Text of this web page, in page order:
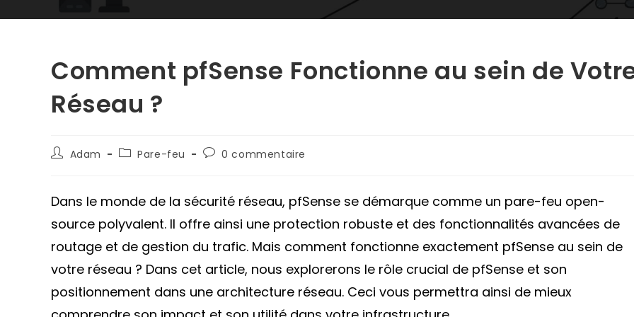
Comment pfSense Fonctionne au sein de
Réseau ?
Auteur/autrice
Adam
PostPare-feu
Commentaires
publication :
0 commentaire
Dans le monde de la sécurité réseau, pfSense se démarque comme un pare-feu open-
source polyvalent. Il offre ainsi une protection robuste et des fonctionnalités avancées de
routage et de gestion du trafic. Mais comment fonctionne exactement pfSense au sein de
votre réseau ? Dans cet article, nous explorerons le rôle crucial de pfSense et son
positionnement dans une architecture réseau. Ceci vous permettra ainsi de mieux